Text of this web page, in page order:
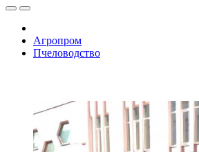
Агропром
Пчеловодство